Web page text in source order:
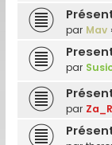
par Mav
par
par